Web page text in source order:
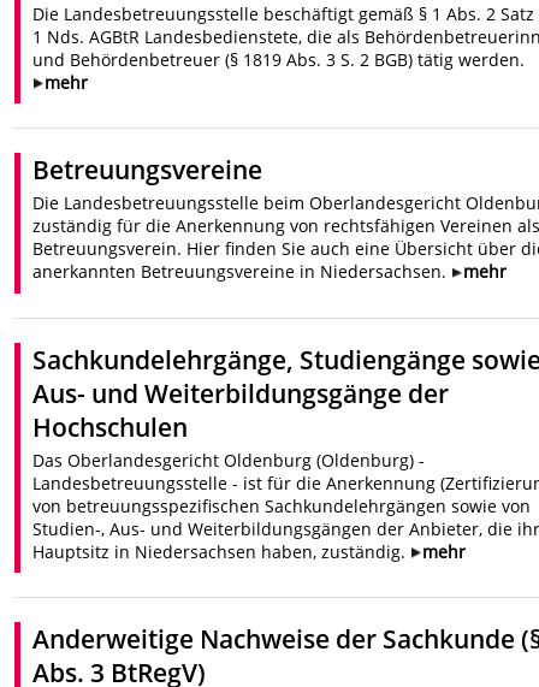
Die Landesbetreuungsstelle beschäftigt gemäß § 1 Abs. 2
1 Nds. AGBtR Landesbedienstete, die als
und Behördenbetreuer (§ 1819 Abs. 3 S. 2 BGB) tätig werden.
mehr
Betreuungsvereine
Die Landesbetreuungsstelle beim Oberlandesgericht
zuständig für die Anerkennung von rechtsfähigen Vereinen
Betreuungsverein. Hier finden Sie auch eine Übersicht über
anerkannten Betreuungsvereine in Niedersachsen.
mehr
Sachkundelehrgänge, Studiengänge
Aus- und Weiterbildungsgänge der
Hochschulen
Das Oberlandesgericht Oldenburg (Oldenburg) -
Landesbetreuungsstelle - ist für die Anerkennung
von betreuungsspezifischen Sachkundelehrgängen sowie von
Studien-, Aus- und Weiterbildungsgängen der Anbieter, die
Hauptsitz in Niedersachsen haben, zuständig.
mehr
Anderweitige Nachweise der Sachkunde
Abs. 3 BtRegV)